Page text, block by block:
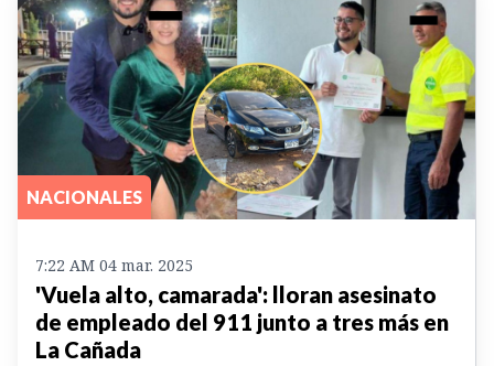
NACIONALES
7:22 AM 04 mar. 2025
'Vuela alto, camarada': lloran asesinato
de empleado del 911 junto a tres más en
La Cañada